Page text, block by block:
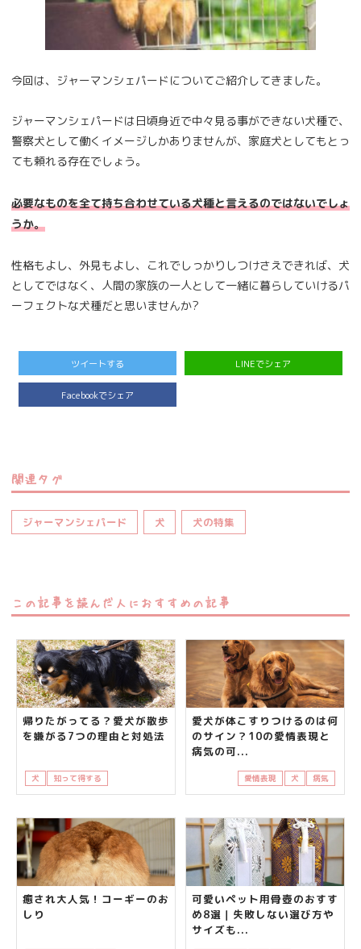
今回は、ジャーマンシェパードについてご紹介してきました。
ジャーマンシェパードは日頃身近で中々見る事ができない犬種で、
警察犬として働くイメージしかありませんが、家庭犬としてもとっ
ても頼れる存在でしょう。
必要なものを全て持ち合わせている犬種と言えるのではないでしょ
うか。
性格もよし、外見もよし、これでしっかりしつけさえできれば、犬
としてではなく、人間の家族の一人として一緒に暮らしていけるパ
ーフェクトな犬種だと思いませんか?
ツイートする LINEでシェア
Facebookでシェア
関連タグ
ジャーマンシェパード 犬 犬の特集
この記事を読んだ人におすすめの記事
帰りたがってる？愛犬が散歩
を嫌がる7つの理由と対処法
犬 知って得する
愛犬が体こすりつけるのは何
のサイン？10の愛情表現と
病気の可...
愛情表現 犬 病気
癒され大人気！コーギーのお
しり
可愛いペット用骨壺のおすす
め8選｜失敗しない選び方や
サイズも...